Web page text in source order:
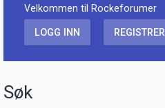
Velkommen til Rockeforumer
LOGG INN REGISTRER
Søk